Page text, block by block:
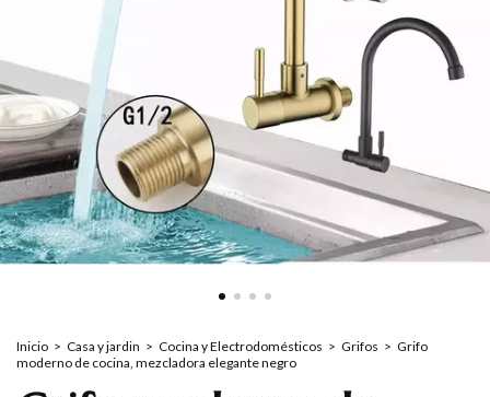
Inicio > Casa y jardin > Cocina y Electrodomésticos > Grifos > Grifo
moderno de cocina, mezcladora elegante negro